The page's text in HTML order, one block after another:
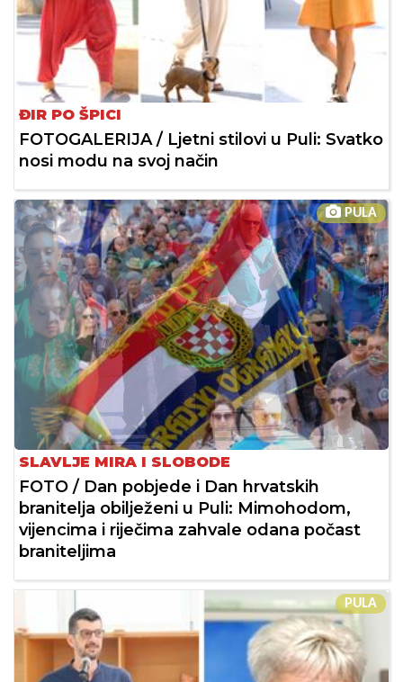
ĐIR PO ŠPICI
FOTOGALERIJA / Ljetni stilovi u Puli: Svatko
nosi modu na svoj način
PULA
SLAVLJE MIRA I SLOBODE
FOTO / Dan pobjede i Dan hrvatskih
branitelja obilježeni u Puli: Mimohodom,
vijencima i riječima zahvale odana počast
braniteljima
PULA